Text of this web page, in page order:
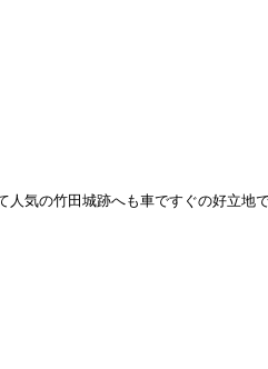
人気の竹田城跡へも車ですぐの好立地